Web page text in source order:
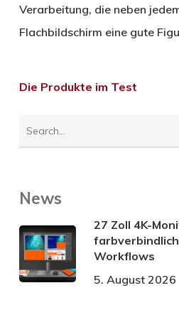
Verarbeitung, die neben
Flachbildschirm eine gute
Die Produkte im Test
News
27 Zoll 4K-
Workflows
5. August 2026